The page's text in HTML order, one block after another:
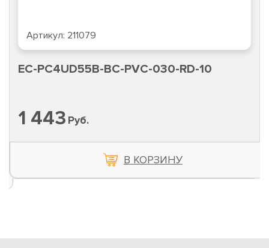
Артикул: 211079
EC-PC4UD55B-BC-PVC-030-RD-10
1 443 Руб.
В КОРЗИНУ